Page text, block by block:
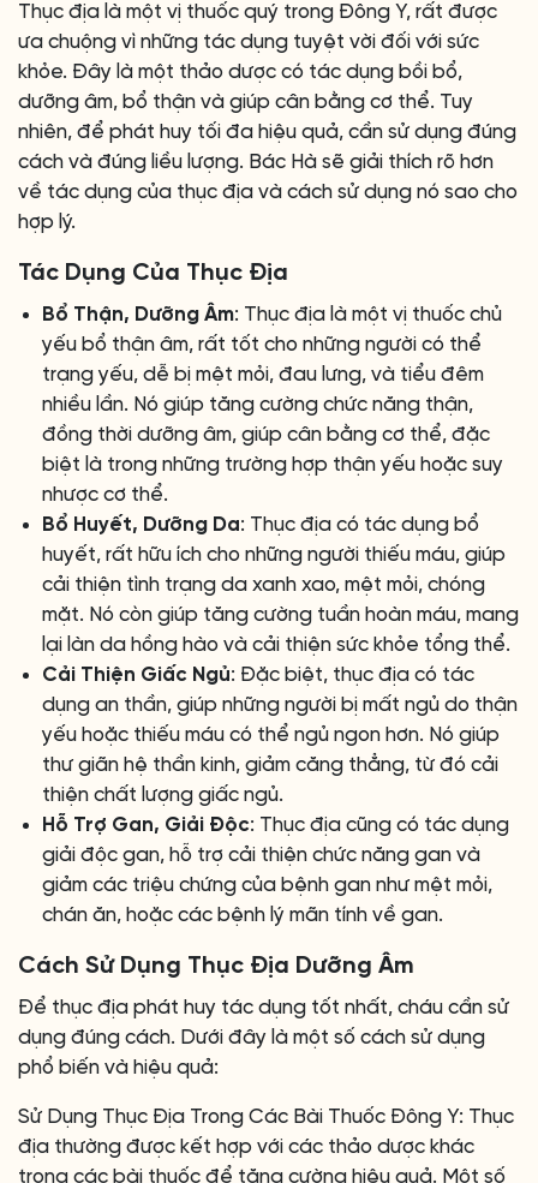
Thục địa là một vị thuốc quý trong Đông Y, rất được
ưa chuộng vì những tác dụng tuyệt vời đối với sức
khỏe. Đây là một thảo dược có tác dụng bồi bổ,
dưỡng âm, bổ thận và giúp cân bằng cơ thể. Tuy
nhiên, để phát huy tối đa hiệu quả, cần sử dụng đúng
cách và đúng liều lượng. Bác Hà sẽ giải thích rõ hơn
về tác dụng của thục địa và cách sử dụng nó sao cho
hợp lý.
Tác Dụng Của Thục Địa
Bổ Thận, Dưỡng Âm: Thục địa là một vị thuốc chủ
yếu bổ thận âm, rất tốt cho những người có thể
trạng yếu, dễ bị mệt mỏi, đau lưng, và tiểu đêm
nhiều lần. Nó giúp tăng cường chức năng thận,
đồng thời dưỡng âm, giúp cân bằng cơ thể, đặc
biệt là trong những trường hợp thận yếu hoặc suy
nhược cơ thể.
Bổ Huyết, Dưỡng Da: Thục địa có tác dụng bổ
huyết, rất hữu ích cho những người thiếu máu, giúp
cải thiện tình trạng da xanh xao, mệt mỏi, chóng
mặt. Nó còn giúp tăng cường tuần hoàn máu, mang
lại làn da hồng hào và cải thiện sức khỏe tổng thể.
Cải Thiện Giấc Ngủ: Đặc biệt, thục địa có tác
dụng an thần, giúp những người bị mất ngủ do thận
yếu hoặc thiếu máu có thể ngủ ngon hơn. Nó giúp
thư giãn hệ thần kinh, giảm căng thẳng, từ đó cải
thiện chất lượng giấc ngủ.
Hỗ Trợ Gan, Giải Độc: Thục địa cũng có tác dụng
giải độc gan, hỗ trợ cải thiện chức năng gan và
giảm các triệu chứng của bệnh gan như mệt mỏi,
chán ăn, hoặc các bệnh lý mãn tính về gan.
Cách Sử Dụng Thục Địa Dưỡng Âm
Để thục địa phát huy tác dụng tốt nhất, cháu cần sử
dụng đúng cách. Dưới đây là một số cách sử dụng
phổ biến và hiệu quả:
Sử Dụng Thục Địa Trong Các Bài Thuốc Đông Y: Thục
địa thường được kết hợp với các thảo dược khác
trong các bài thuốc để tăng cường hiệu quả. Một số